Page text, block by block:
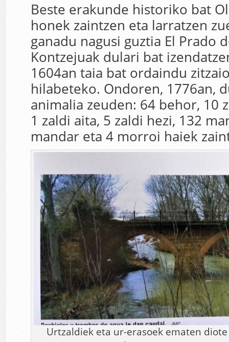
Beste erakunde historiko bat
honek zaintzen eta larratzen
ganadu nagusi guztia El Prado
Kontzejuak dulari bat
1604an taia bat ordaindu
hilabeteko. Ondoren, 1776an,
animalia zeuden: 64 behor, 10
1 zaldi aita, 5 zaldi hezi, 132
mandar eta 4 morroi haiek
Urtzaldiek eta ur-erasoek ematen diote